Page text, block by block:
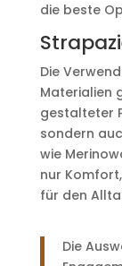
die beste
Die
Materialien
gestalteter
sondern
wie
nur
für den
Die